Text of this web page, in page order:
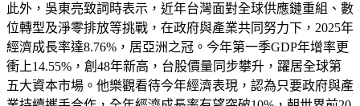
此外，吳東亮致詞時表示，近年台灣面對全球供應鏈重組、數
位轉型及淨零排放等挑戰，在政府與產業共同努力下，2025年
經濟成長率達8.76%，居亞洲之冠。今年第一季GDP年增率更
衝上14.55%，創48年新高，台股價量同步攀升，躍居全球第
五大資本市場。他樂觀看待今年經濟表現，認為只要政府與產